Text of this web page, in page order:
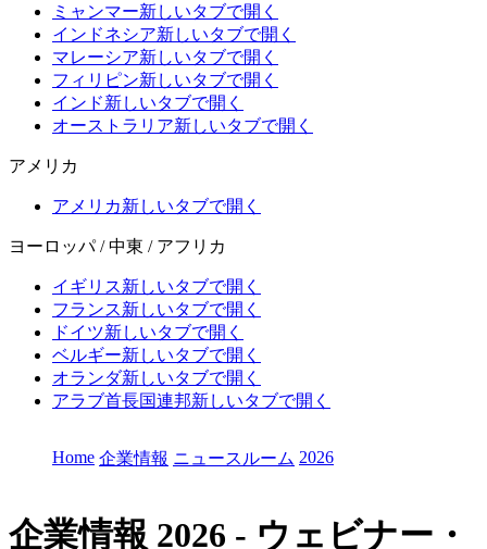
ミャンマー新しいタブで開く
インドネシア新しいタブで開く
マレーシア新しいタブで開く
フィリピン新しいタブで開く
インド新しいタブで開く
オーストラリア新しいタブで開く
アメリカ
アメリカ新しいタブで開く
ヨーロッパ / 中東 / アフリカ
イギリス新しいタブで開く
フランス新しいタブで開く
ドイツ新しいタブで開く
ベルギー新しいタブで開く
オランダ新しいタブで開く
アラブ首長国連邦新しいタブで開く
Home 企業情報 ニュースルーム 2026
企業情報 2026 - ウェビナー・